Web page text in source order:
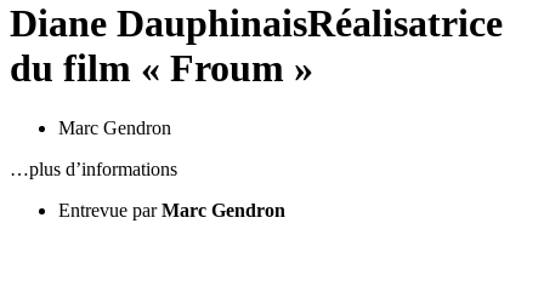
Diane DauphinaisRéalisatrice
du film « Froum »
Marc Gendron
…plus d’informations
Entrevue par Marc Gendron